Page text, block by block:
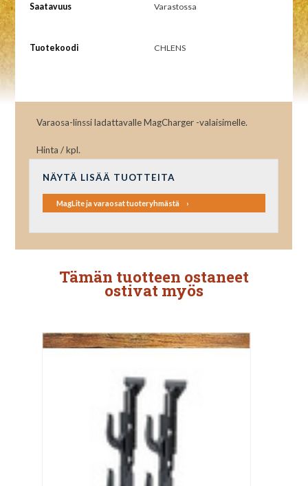
Saatavuus Varastossa
Tuotekoodi CHLENS
Varaosa-linssi ladattavalle MagCharger -valaisimelle.
Hinta / kpl.
NÄYTÄ LISÄÄ TUOTTEITA
MagLite ja varaosat tuoteryhmästä
Tämän tuotteen ostaneet
ostivat myös